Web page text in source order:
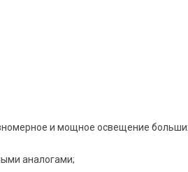
и мощное освещение
аналогами;